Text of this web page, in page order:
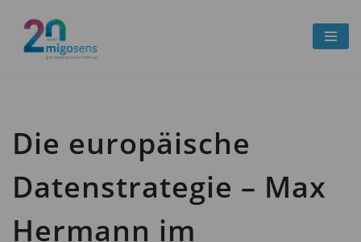
Zum
Die europäische
Datenstrategie – Max
Hermann im